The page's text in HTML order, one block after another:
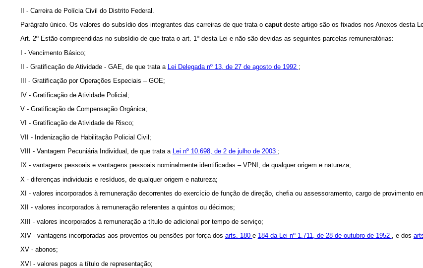
II - Carreira de Polícia Civil do Distrito Federal.
Parágrafo único. Os valores do subsídio dos integrantes das carreiras de que trata o caput deste artigo são os fixados nos Anexos desta
Art. 2º Estão compreendidas no subsídio de que trata o art. 1º desta Lei e não são devidas as seguintes parcelas remuneratórias:
I - Vencimento Básico;
II - Gratificação de Atividade - GAE, de que trata a
Lei Delegada nº 13, de 27 de agosto de 1992 ;
III - Gratificação por Operações Especiais – GOE;
IV - Gratificação de Atividade Policial;
V - Gratificação de Compensação Orgânica;
VI - Gratificação de Atividade de Risco;
VII - Indenização de Habilitação Policial Civil;
VIII - Vantagem Pecuniária Individual, de que trata a
Lei nº 10.698, de 2 de julho de 2003 ;
IX - vantagens pessoais e vantagens pessoais nominalmente identificadas – VPNI, de qualquer origem e natureza;
X - diferenças individuais e resíduos, de qualquer origem e natureza;
XI - valores incorporados à remuneração decorrentes do exercício de função de direção, chefia ou assessoramento, cargo de provimento
XII - valores incorporados à remuneração referentes a quintos ou décimos;
XIII - valores incorporados à remuneração a título de adicional por tempo de serviço;
XIV - vantagens incorporadas aos proventos ou pensões por força dos arts. 180 e 184 da Lei nº 1.711, de 28 de outubro de 1952 , e dos
XV - abonos;
XVI - valores pagos a título de representação;